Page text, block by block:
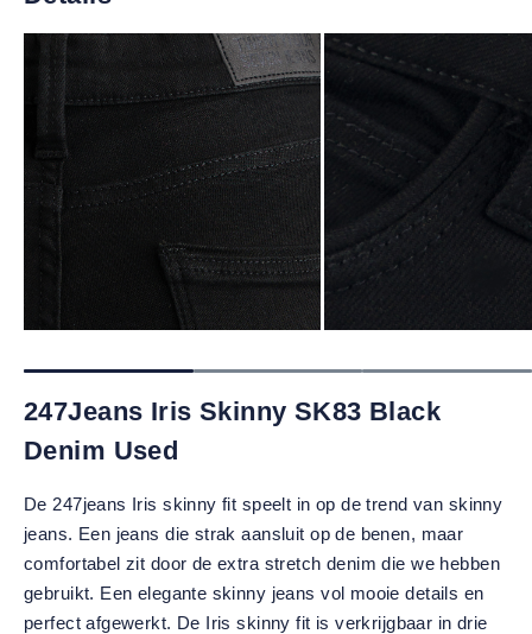
247Jeans Iris Skinny SK83 Black
Denim Used
De 247jeans Iris skinny fit speelt in op de trend van skinny
jeans. Een jeans die strak aansluit op de benen, maar
comfortabel zit door de extra stretch denim die we hebben
gebruikt. Een elegante skinny jeans vol mooie details en
perfect afgewerkt. De Iris skinny fit is verkrijgbaar in drie